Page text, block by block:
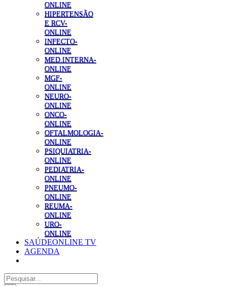
ONLINE
HIPERTENSÃO
E RCV-
ONLINE
INFECTO-
ONLINE
MED.INTERNA-
ONLINE
MGF-
ONLINE
NEURO-
ONLINE
ONCO-
ONLINE
OFTALMOLOGIA-
ONLINE
PSIQUIATRIA-
ONLINE
PEDIATRIA-
ONLINE
PNEUMO-
ONLINE
REUMA-
ONLINE
URO-
ONLINE
SAÚDEONLINE TV
AGENDA
Pesquisar